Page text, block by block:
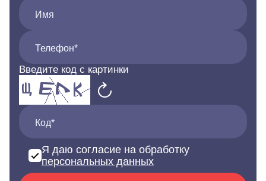
Имя
Телефон*
Введите код с картинки
Код*
Я даю согласие на обработку
персональных данных